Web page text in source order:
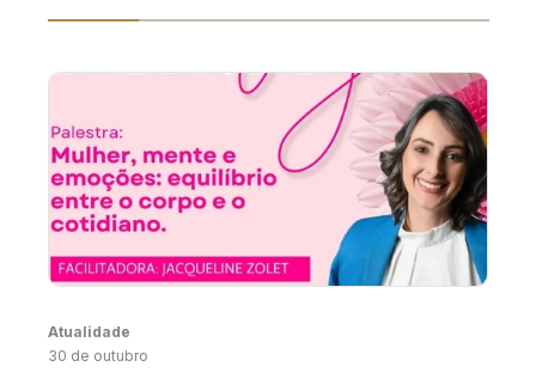
Atualidade
30 de outubro